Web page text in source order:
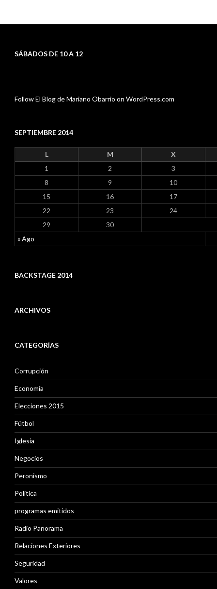
SÁBADOS DE 10 A 12
Follow El Blog de Mariano Obarrio on WordPress.com
SEPTIEMBRE 2014
L M X
« Ago
1 2
3
8
9
10
15
16
17
22
23
24
29
30
BACKSTAGE 2014
ARCHIVOS
c
v
o
s
CATEGORÍAS
Corrupción
Economía
Elecciones 2015
Fútbol
Iglesia
Negocios
Peronismo
Política
programas emitidos
Radio Panorama
Relaciones Exteriores
Seguridad
Valores